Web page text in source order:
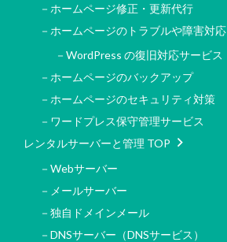
－ホームページ修正・更新代行
－ホームページのトラブルや障害対応
－WordPress の復旧対応サービス
－ホームページのバックアップ
－ホームページのセキュリティ対策
－ワードプレス保守管理サービス
レンタルサーバーと管理 TOP
－Webサーバー
－メールサーバー
－独自ドメインメール
－DNSサーバー（DNSサービス）